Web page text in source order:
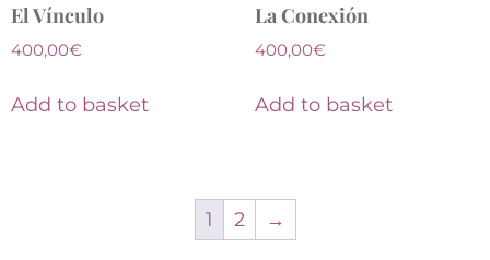
El Vínculo
400,00€
Add to basket
La Conexión
400,00€
Add to basket
1 2 →